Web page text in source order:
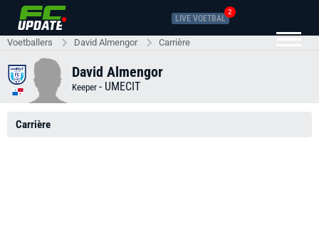
LIVE VOETBAL
2
Voetballers David Almengor Carrière
David Almengor
Keeper - UMECIT
Carrière